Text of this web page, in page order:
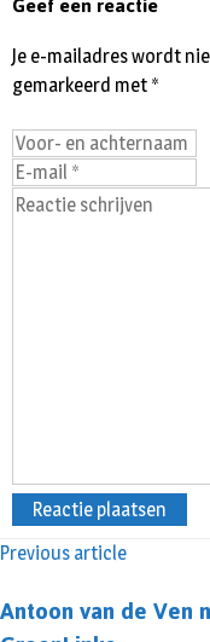
Previous article
Antoon van de Ven
Je e-mailadres wordt
gemarkeerd met *